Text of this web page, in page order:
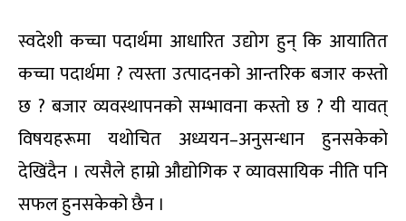
स्वदेशी कच्चा पदार्थमा आधारित उद्योग हुन् कि आयातित
कच्चा पदार्थमा ? त्यस्ता उत्पादनको आन्तरिक बजार कस्तो
छ ? बजार व्यवस्थापनको सम्भावना कस्तो छ ? यी यावत्
विषयहरूमा यथोचित अध्ययन–अनुसन्धान हुनसकेको
देखिंदैन । त्यसैले हाम्रो औद्योगिक र व्यावसायिक नीति पनि
सफल हुनसकेको छैन ।